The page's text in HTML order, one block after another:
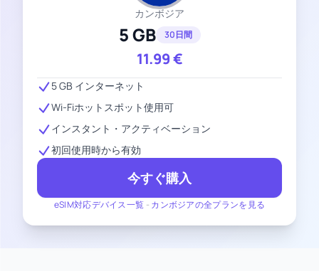
カンボジア
5 GB 30日間
11.99€
eSIM対応デバイス一覧 - カンボジアの全プランを見る
5 GB インターネット
Wi-Fiホットスポット使用可
インスタント・アクティベーション
初回使用時から有効
今すぐ購入